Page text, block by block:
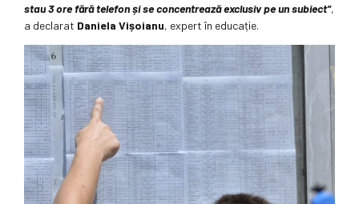
stau 3 ore fără telefon și se concentrează exclusiv pe un subiect”,
a declarat Daniela Vișoianu, expert în educație.